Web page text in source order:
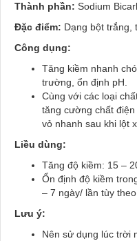
Thành phần: Sodium
Đặc điểm: Dạng bột trắng,
Công dụng:
Tăng kiềm nhanh
trường, ổn định pH.
Cùng với các loại
tăng cường chất
vỏ nhanh sau khi lột
Liều dùng:
Tăng độ kiềm: 15 –
Ổn định độ kiềm
– 7 ngày/ lần tùy
Lưu ý:
Nên sử dụng lúc trời